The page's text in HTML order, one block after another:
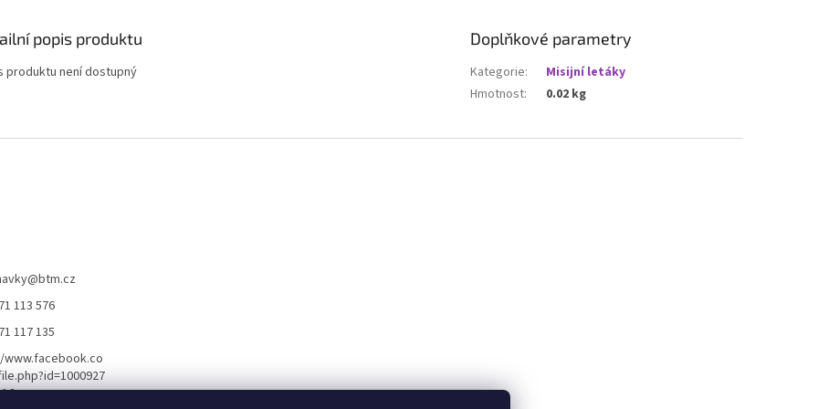
popis produktu
produktu není dostupný
Doplňkové parametry
Kategorie:
Misijní letáky
Hmotnost: 0.02 kg
@btm.cz
113 576
117 135